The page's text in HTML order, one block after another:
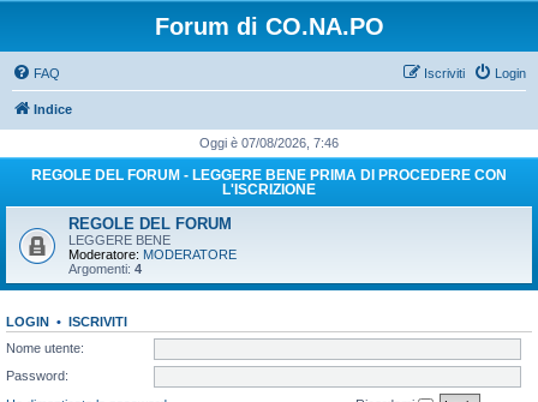
Forum di CO.NA.PO
FAQ Login
Iscriviti
Indice
Oggi è 07/08/2026, 7:46
REGOLE DEL FORUM - LEGGERE BENE PRIMA DI PROCEDERE CON
L'ISCRIZIONE
REGOLE DEL FORUM
LEGGERE BENE
Moderatore: MODERATORE
Argomenti: 4
LOGIN • ISCRIVITI
Nome utente:
Password: